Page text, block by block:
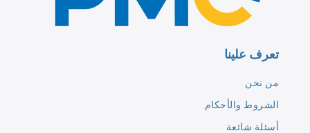
تعرف علينا
من نحن
الشروط والأحكام
أسئلة شائعة